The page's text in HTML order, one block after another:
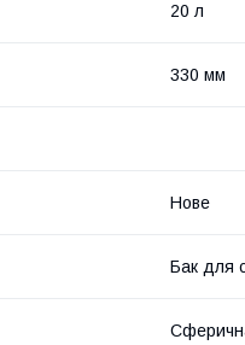
20 л
330 мм
Нове
Бак для